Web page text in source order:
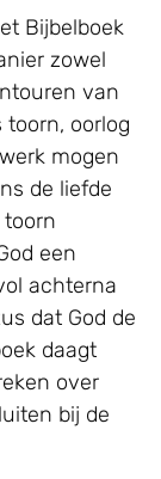
Bijbelboek
zowel
van
toorn, oorlog
mogen
de liefde
een
achterna
dat God de
daagt
over
bij de